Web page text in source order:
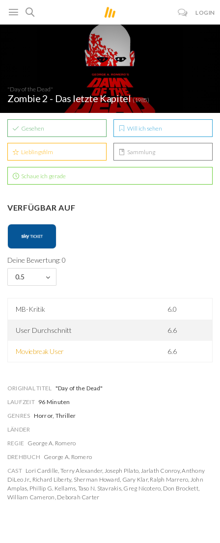
LOGIN
"Day of the Dead"
Zombie 2 - Das letzte Kapitel(1985)
Gesehen Will ich sehen
Lieblingsfilm Sammlung
Schaue ich gerade
VERFÜGBAR AUF
Deine Bewertung: 0
0.5
MB-Kritik 6.0
User Durchschnitt 6.6
Moviebreak User 6.6
ORIGINAL TITEL "Day of the Dead"
LAUFZEIT 96 Minuten
GENRES Horror, Thriller
LÄNDER
REGIE George A. Romero
DREHBUCH George A. Romero
CAST Lori Cardille, Terry Alexander, Joseph Pilato, Jarlath Conroy,Anthony
DiLeo Jr., Richard Liberty, Sherman Howard, Gary Klar, Ralph Marrero, John
Amplas, Phillip G. Kellams, Taso N. Stavrakis, Greg Nicotero, Don Brockett,
William Cameron, Deborah Carter